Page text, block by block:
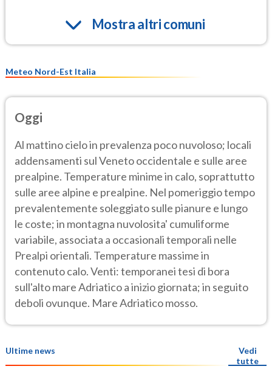
Mostra altri comuni
Meteo Nord-Est Italia
Oggi
Al mattino cielo in prevalenza poco nuvoloso; locali
addensamenti sul Veneto occidentale e sulle aree
prealpine. Temperature minime in calo, soprattutto
sulle aree alpine e prealpine. Nel pomeriggio tempo
prevalentemente soleggiato sulle pianure e lungo
le coste; in montagna nuvolosita' cumuliforme
variabile, associata a occasionali temporali nelle
Prealpi orientali. Temperature massime in
contenuto calo. Venti: temporanei tesi di bora
sull'alto mare Adriatico a inizio giornata; in seguito
deboli ovunque. Mare Adriatico mosso.
Ultime news
Vedi
tutte